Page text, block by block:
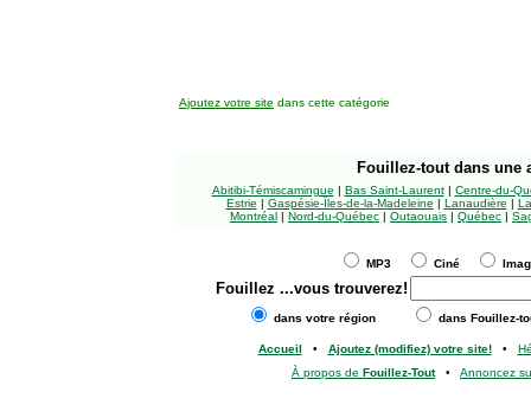
Ajoutez votre site dans cette catégorie
Fouillez-tout dans une
Abitibi-Témiscamingue | Bas Saint-Laurent| Centre-du-
Estrie | Gaspésie-Îles-de-la-Madeleine | Lanaudière |
Montréal | Nord-du-Québec | Outaouais | Québec |
MP3 Ciné
Fouillez ...vous trouverez!
dans votre région dans Fouillez-
Accueil • Ajoutez (modifiez) votre site!•
À propos de Fouillez-Tout• Annoncez